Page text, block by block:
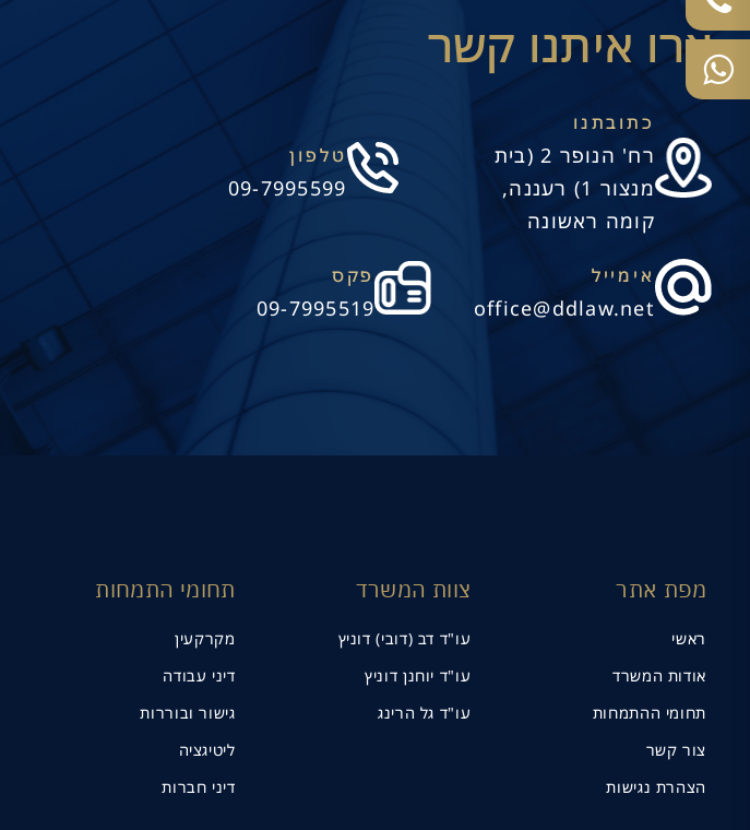
צרו איתנו קשר
כתובתנו
רח' הנופר 2 (בית
מנצור 1) רעננה,
קומה ראשונה
טלפון
09-7995599
אימייל
office@ddlaw.net
פקס
09-7995519
מפת אתר
ראשי
אודות המשרד
תחומי ההתמחות
צור קשר
הצהרת נגישות
צוות המשרד
עו"ד דב (דובי) דוניץ
עו"ד יוחנן דוניץ
עו"ד גל הרינג
תחומי התמחות
מקרקעין
דיני עבודה
גישור ובוררות
ליטיגציה
דיני חברות